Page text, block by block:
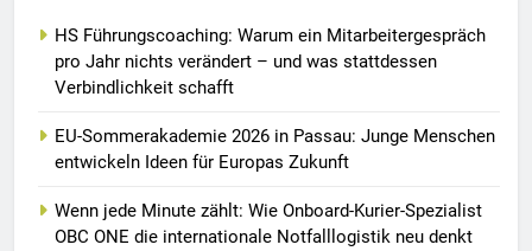
HS Führungscoaching: Warum ein Mitarbeitergespräch
pro Jahr nichts verändert – und was stattdessen
Verbindlichkeit schafft
EU-Sommerakademie 2026 in Passau: Junge Menschen
entwickeln Ideen für Europas Zukunft
Wenn jede Minute zählt: Wie Onboard-Kurier-Spezialist
OBC ONE die internationale Notfalllogistik neu denkt